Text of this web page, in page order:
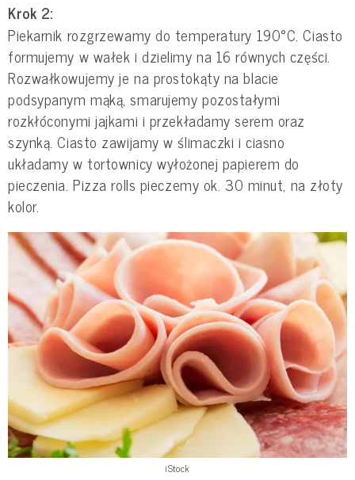
Krok 2:
Piekarnik rozgrzewamy do temperatury 190°C. Ciasto
formujemy w wałek i dzielimy na 16 równych części.
Rozwałkowujemy je na prostokąty na blacie
podsypanym mąką, smarujemy pozostałymi
rozkłóconymi jajkami i przekładamy serem oraz
szynką. Ciasto zawijamy w ślimaczki i ciasno
układamy w tortownicy wyłożonej papierem do
pieczenia. Pizza rolls pieczemy ok. 30 minut, na złoty
kolor.
iStock